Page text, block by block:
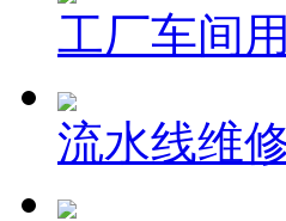
工厂车间
流水线维